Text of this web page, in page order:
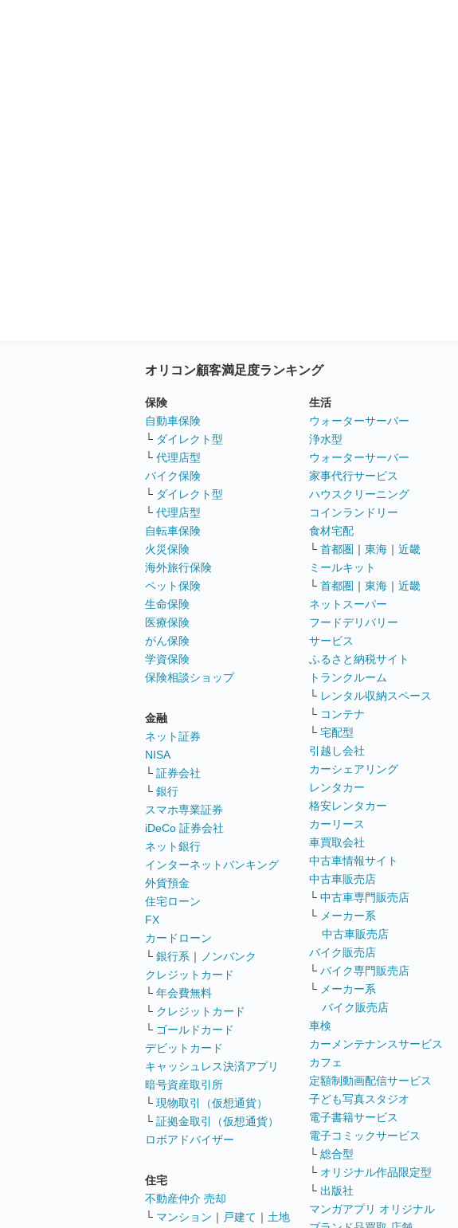
オリコン顧客満足度ランキング
保険
自動車保険
└ ダイレクト型
└ 代理店型
バイク保険
└ ダイレクト型
└ 代理店型
自転車保険
火災保険
海外旅行保険
ペット保険
生命保険
医療保険
がん保険
学資保険
保険相談ショップ
金融
ネット証券
NISA
└ 証券会社
└ 銀行
スマホ専業証券
iDeCo 証券会社
ネット銀行
インターネットバンキング
外貨預金
住宅ローン
FX
カードローン
└ 銀行系 ｜
ノンバンク
クレジットカード
└ 年会費無料
└ クレジットカード
└ ゴールドカード
デビットカード
キャッシュレス決済アプリ
暗号資産取引所
└ 現物取引（仮想通貨）
└ 証拠金取引（仮想通貨）
ロボアドバイザー
住宅
不動産仲介 売却
└ マンション ｜ 戸建て ｜ 土地
生活
ウォーターサーバー
浄水型
ウォーターサーバー
家事代行サービス
ハウスクリーニング
コインランドリー
食材宅配
└ 首都圏 ｜ 東海 ｜ 近畿
ミールキット
└ 首都圏 ｜ 東海 ｜ 近畿
ネットスーパー
フードデリバリー
サービス
ふるさと納税サイト
トランクルーム
└ レンタル収納スペース
└ コンテナ
└ 宅配型
引越し会社
カーシェアリング
レンタカー
格安レンタカー
カーリース
車買取会社
中古車情報サイト
中古車販売店
└ 中古車専門販売店
└ メーカー系
中古車販売店
バイク販売店
└ バイク専門販売店
└ メーカー系
バイク販売店
車検
カーメンテナンスサービス
カフェ
定額制動画配信サービス
子ども写真スタジオ
電子書籍サービス
電子コミックサービス
└ 総合型
└ オリジナル作品限定型
└ 出版社
マンガアプリ オリジナル